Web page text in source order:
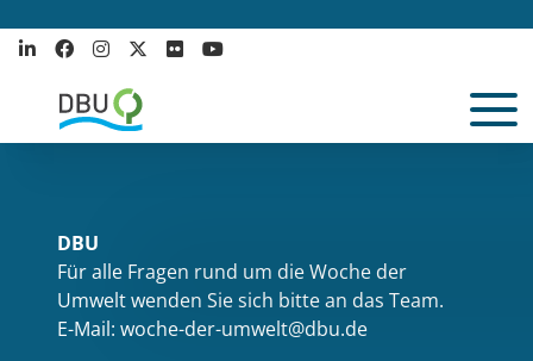
Willkommen bei WordPress. Dies ist dein erster Beitrag. Bearbeite
DBU
Für alle Fragen rund um die Woche der
Umwelt wenden Sie sich bitte an das Team.
E-Mail: woche-der-umwelt@dbu.de